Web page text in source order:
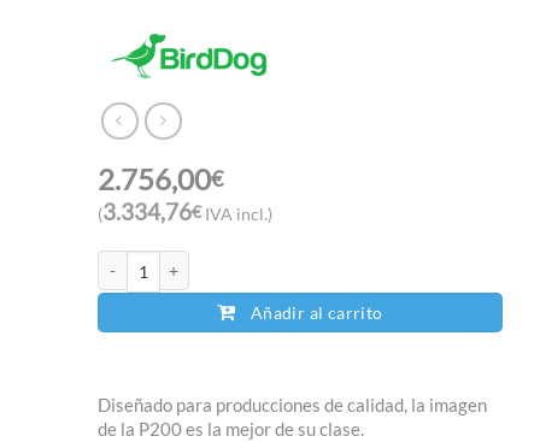
2.756,00€
(3.334,76€IVA incl.)
BirdDog EYES P200 cantidad
Añadir al carrito
Diseñado para producciones de calidad, la imagen
de la P200 es la mejor de su clase.